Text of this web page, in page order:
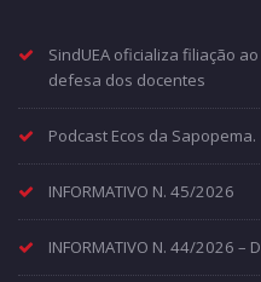
SindUEA oficializa filiação
defesa dos docentes
Podcast Ecos da Sapopema.
INFORMATIVO N. 45/2026
INFORMATIVO N. 44/2026 –